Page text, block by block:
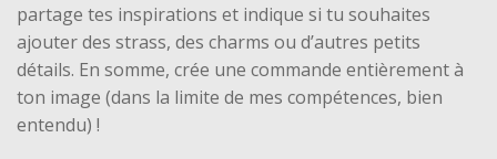
partage tes inspirations et indique si tu souhaites
ajouter des strass, des charms ou d’autres petits
détails. En somme, crée une commande entièrement à
ton image (dans la limite de mes compétences, bien
entendu) !